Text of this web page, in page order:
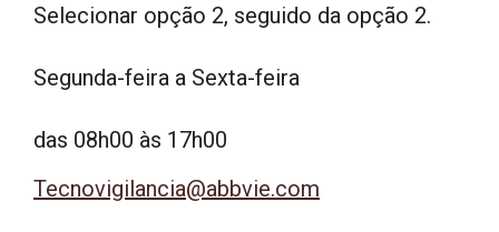
Selecionar opção 2, seguido da opção 2.
Segunda-feira a Sexta-feira
das 08h00 às 17h00
Tecnovigilancia@abbvie.com